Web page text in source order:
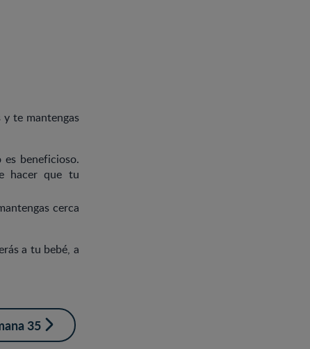
te mantengas
beneficioso.
hacer que tu
cerca
a tu bebé, a
35